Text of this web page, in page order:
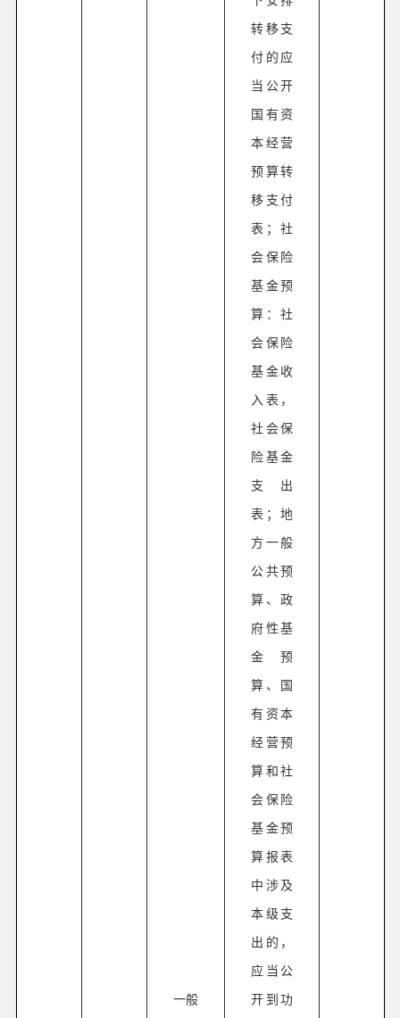
一般
转移支
付的应
当公开
国有资
本经营
预算转
移支付
表；社
会保险
基金预
算：社
会保险
基金收
入表，
社会保
险基金
支出
表；地
方一般
公共预
算、政
府性基
金预
算、国
有资本
经营预
算和社
会保险
基金预
算报表
中涉及
本级支
出的，
应当公
开到功